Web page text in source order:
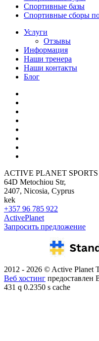
Спортивные базы
Спортивные сборы
Услуги
Отзывы
Информация
Наши тренера
Наши контакты
Блог
ACTIVE PLANET
64D Metochiou Str,
2407, Nicosia, Cyprus
kek
+357 96 785 922
ActivePlanet
Запросить предложение
2012 - 2026 © Active Planet
Веб хостинг предоставлен
431 q 0.2350 s cache